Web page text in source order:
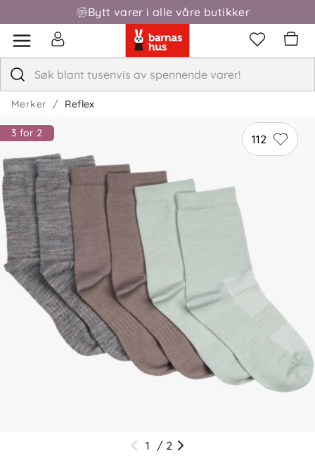
Bytt varer i alle våre butikker
Fri frakt over 1000,-
Merker Reflex
112
3 for 2
1 / 2